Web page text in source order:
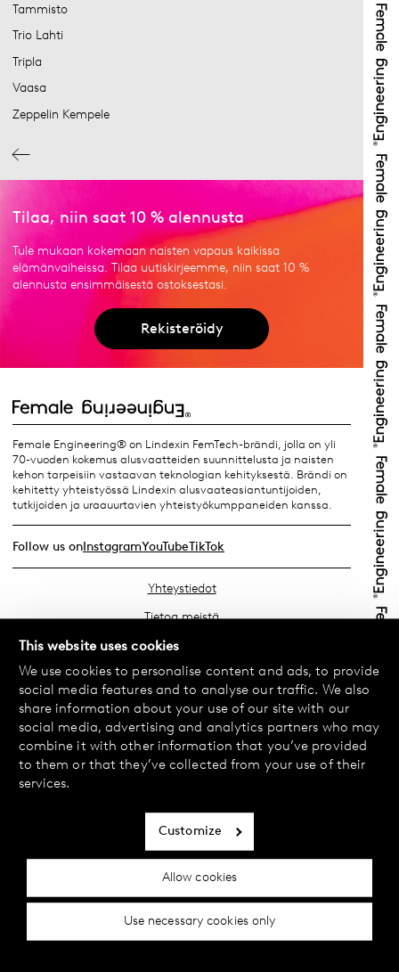
This website uses cookies
We use cookies to personalise content and ads, to provide
social media features and to analyse our traffic. We also
share information about your use of our site with our
social media, advertising and analytics partners who may
combine it with other information that you’ve provided
to them or that they’ve collected from your use of their
services.
Allow cookies
Customize
Use necessary cookies only
Tammisto
Trio Lahti
Tripla
Vaasa
Zeppelin Kempele
Tilaa, niin saat 10 % alennusta
Tule mukaan kokemaan naisten vapaus kaikissa
elämänvaiheissa. Tilaa uutiskirjeemme, niin saat 10 %
alennusta ensimmäisestä ostoksestasi.
Rekisteröidy
Female Engineering® on Lindexin FemTech-brändi, jolla on yli
70-vuoden kokemus alusvaatteiden suunnittelusta ja naisten
kehon tarpeisiin vastaavan teknologian kehityksestä. Brändi on
kehitetty yhteistyössä Lindexin alusvaateasiantuntijoiden,
tutkijoiden ja uraauurtavien yhteistyökumppaneiden kanssa.
Follow us onInstagramYouTubeTikTok
Yhteystiedot
Tietoa meistä
Etsi lähin myymäläsi
Usein kysyttyä
Käyttöehdot
Tietosuojakäytäntö
Vaihdot ja palautukset
Evästekäytäntö
Evästeasetukset